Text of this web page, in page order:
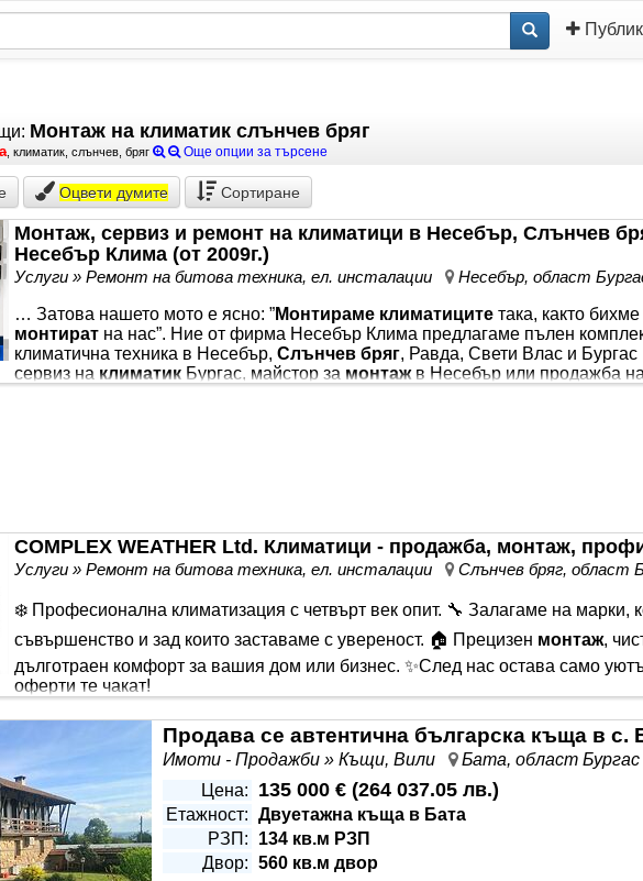
Монтаж на климатик слънчев бряг
, климатик, слънчев, бряг Още опции за търсене
Оцвети думите Сортиране
Монтаж, сервиз и ремонт на климатици в Несебър, Слънчев
Несебър Клима (от 2009г.)
Услуги » Ремонт на битова техника, ел. инсталации
Несебър, област
… Затова нашето мото е ясно: ”Монтираме климатиците така, както
монтират на нас”. Ние от фирма Несебър Клима предлагаме пълен
климатична техника в Несебър, Слънчев бряг, Равда, Свети Влас и
сервиз на климатик Бургас, майстор за монтажв Несебър или продажба на
COMPLEX WEATHER Ltd. Климатици - продажба, монтаж,
Услуги » Ремонт на битова техника, ел. инсталации Слънчев бряг, област
❄️ Професионална климатизация с четвърт век опит. 🔧 Залагаме на марки,
съвършенство и зад които заставаме с увереност. 🏠 Прецизен монтаж,
дълготраен комфорт за вашия дом или бизнес. ✨След нас остава само
оферти те чакат!
Продава се автентична българска къща в с.
Имоти - Продажби » Къщи, Вили
Бата, област Бургас
Цена:
135 000 € (264 037.05 лв.)
Етажност: Двуетажна къща в Бата
РЗП:
134 кв.м РЗП
Двор: 560 кв.м двор